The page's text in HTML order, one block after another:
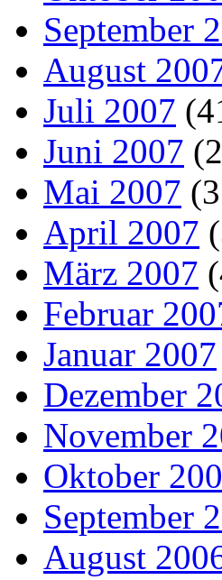
September
August
Juli 2007
Juni 2007
Mai 2007
April 2007
März 2007
Februar
Januar 2007
Dezember
November
Oktober
September
August